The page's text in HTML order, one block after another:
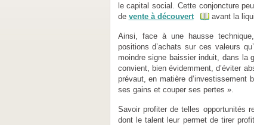
le capital social. Cette conjoncture
de vente à découvert avant la
Ainsi, face à une hausse
positions d’achats sur ces valeurs
moindre signe baissier induit, dans la
convient, bien évidemment, d’éviter
prévaut, en matière d’investissement
ses gains et couper ses pertes ».
Savoir profiter de telles opportunités
dont le talent leur permet de tirer